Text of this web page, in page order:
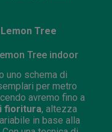
Tree
Tree indoor
uno schema di
per metro
avremo fino a
fioritura, altezza
in base alla